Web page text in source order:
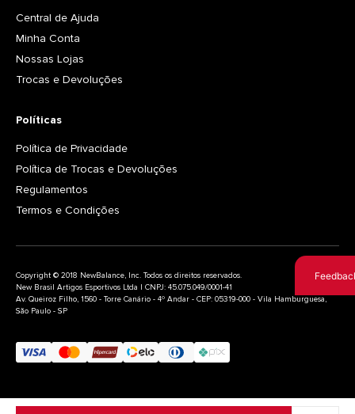
Central de Ajuda
Minha Conta
Nossas Lojas
Trocas e Devoluções
Políticas
Política de Privacidade
Política de Trocas e Devoluções
Regulamentos
Termos e Condições
Copyright © 2018 NewBalance, Inc. Todos os direitos reservados.
New Brasil Artigos Esportivos Ltda | CNPJ: 45.075.049/0001-41
Av. Queiroz Filho, 1560 - Torre Canário - 4º Andar - CEP: 05319-000 - Vila Hamburguesa,
São Paulo - SP